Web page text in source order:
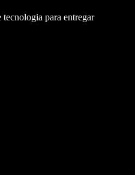
para entregar